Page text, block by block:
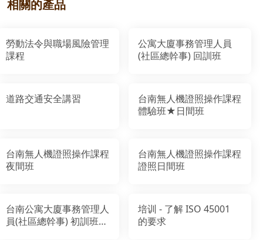
相關的產品
勞動法令與職場風險管理
課程
公寓大廈事務管理人員
(社區總幹事) 回訓班
道路交通安全講習
台南無人機證照操作課程
體驗班★日間班
台南無人機證照操作課程
夜間班
台南無人機證照操作課程
證照日間班
台南公寓大廈事務管理人
員(社區總幹事) 初訓班
培训 - 了解 ISO 45001
的要求